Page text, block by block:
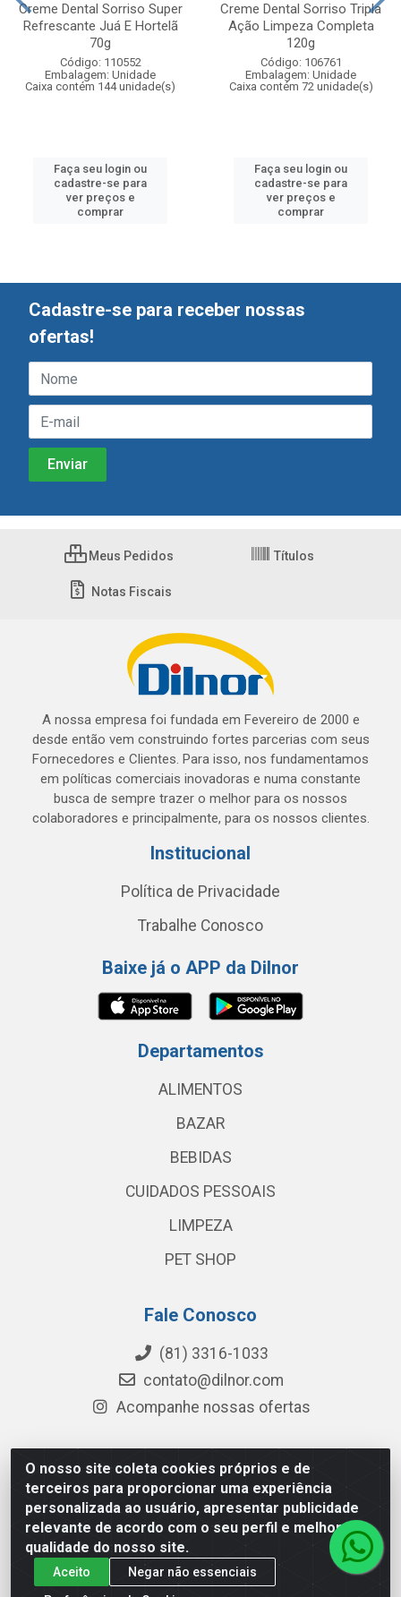
Creme Dental Sorriso Super
Refrescante Juá E Hortelã
70g
Código: 110552
Embalagem: Unidade
Caixa contém 144 unidade(s)
Faça seu login ou
cadastre-se para
ver preços e
comprar
Creme Dental Sorriso Tripla
Ação Limpeza Completa
120g
Código: 106761
Embalagem: Unidade
Caixa contém 72 unidade(s)
Faça seu login ou
cadastre-se para
ver preços e
comprar
O nosso site coleta cookies próprios e de
terceiros para proporcionar uma experiência
personalizada ao usuário, apresentar publicidade
relevante de acordo com o seu perfil e melhorar a
qualidade do nosso site.
Aceito
Negar não essenciais
Cadastre-se para receber nossas
ofertas!
Meus Pedidos Títulos
Notas Fiscais
A nossa empresa foi fundada em Fevereiro de 2000 e
desde então vem construindo fortes parcerias com seus
Fornecedores e Clientes. Para isso, nos fundamentamos
em políticas comerciais inovadoras e numa constante
busca de sempre trazer o melhor para os nossos
colaboradores e principalmente, para os nossos clientes.
Institucional
Política de Privacidade
Trabalhe Conosco
Baixe já o APP da Dilnor
Departamentos
ALIMENTOS
BAZAR
BEBIDAS
CUIDADOS PESSOAIS
LIMPEZA
PET SHOP
Fale Conosco
(81) 3316-1033
contato@dilnor.com
Acompanhe nossas ofertas
Dilnor Distribuidora - Rua Professor Joaquim Cavalcanti,
975 - Iputinga - Recife/PE - CEP 50800-010 - CNPJ
04.054.534/0001-51